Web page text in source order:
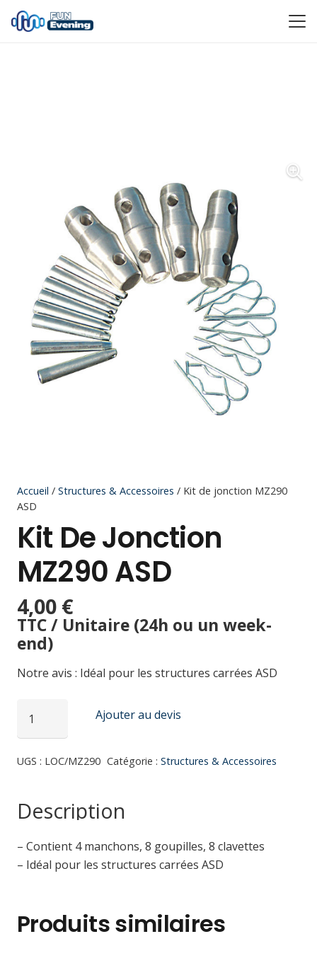
Accueil / Structures & Accessoires / Kit de jonction MZ290
ASD
Kit De Jonction
MZ290 ASD
4,00 €
TTC / Unitaire (24h ou un week-
end)
Notre avis : Idéal pour les structures carrées ASD
de
MZ290
ASD
Ajouter au devis
UGS : LOC/MZ290 Catégorie : Structures & Accessoires
Description
– Contient 4 manchons, 8 goupilles, 8 clavettes
– Idéal pour les structures carrées ASD
Produits similaires